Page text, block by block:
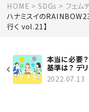
HOME SDGs フェム
ハナミスイの
行く vol.21】
本当に必要
基準は？ デ
トゾーンケア
テムのお試し
2022.07.13